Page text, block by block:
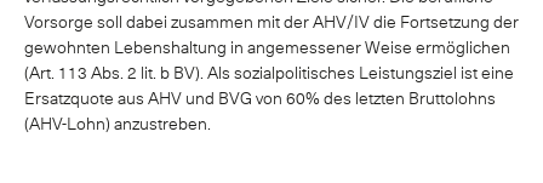
Vorsorge soll dabei zusammen mit der AHV/IV die Fortsetzung der
gewohnten Lebenshaltung in angemessener Weise ermöglichen
(Art. 113 Abs. 2 lit. b BV). Als sozialpolitisches Leistungsziel ist eine
Ersatzquote aus AHV und BVG von 60% des letzten Bruttolohns
(AHV-Lohn) anzustreben.